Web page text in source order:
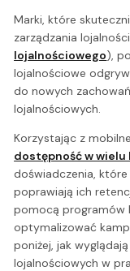
Marki, które
zarządzania
lojalnościowego),
lojalnościowe
do nowych
lojalnościowych.
Korzystając z
dostępność w wielu
doświadczenia, które
poprawiają ich
pomocą programów
optymalizować
poniżej, jak
lojalnościowych w